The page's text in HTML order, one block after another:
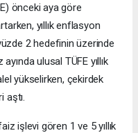
önceki aya göre
yıllık enflasyon
2 hedefinin üzerinde
ulusal TÜFE yıllık
yükselirken, çekirdek
aştı.
işlevi gören 1 ve 5 yıllık